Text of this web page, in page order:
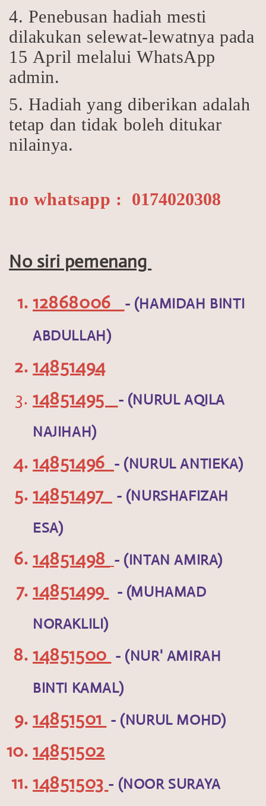
4. Penebusan hadiah mesti
dilakukan selewat-lewatnya pada
15 April melalui WhatsApp
admin.
5. Hadiah yang diberikan adalah
tetap dan tidak boleh ditukar
nilainya.
no whatsapp : 0174020308
No siri pemenang
12868006
- (HAMIDAH BINTI
ABDULLAH)
14851494
14851495
- (NURUL AQILA
NAJIHAH)
14851496 - (NURUL ANTIEKA)
14851497
- (NURSHAFIZAH
ESA)
14851498 - (INTAN AMIRA)
14851499
- (MUHAMAD
NORAKLILI)
14851500 - (NUR' AMIRAH
BINTI KAMAL)
14851501 - (NURUL MOHD)
14851502
14851503 - (NOOR SURAYA